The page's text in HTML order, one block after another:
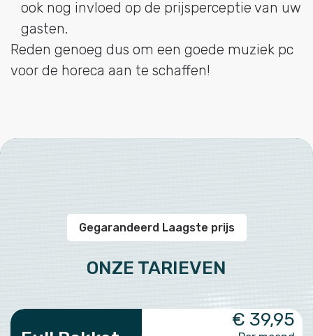
ook nog invloed op de prijsperceptie van uw
gasten.
Reden genoeg dus om een goede muziek pc
voor de horeca aan te schaffen!
Gegarandeerd Laagste prijs
ONZE TARIEVEN
€ 39,95